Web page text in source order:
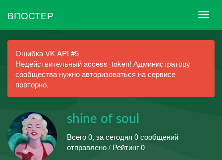
ВПОСТЕР
Ошибка VK API #5
Недействительный access_token! Администратору
сообщества нужно авторизоваться на сервисе
повторно.
shine of soul
Всего 0, за сегодня 0 сообщений
отправлено / Рейтинг 0